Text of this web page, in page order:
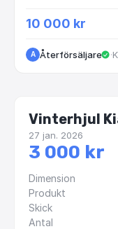
10 000 kr
A Återförsäljare ·
Vinterhjul
27 jan. 2026
3 000 kr
Dimension
Produkt
Skick
Antal